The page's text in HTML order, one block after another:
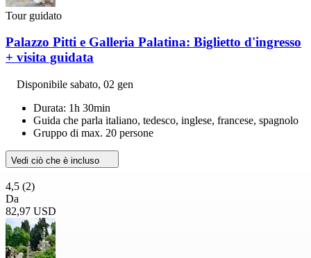
Tour guidato
Palazzo Pitti e Galleria Palatina: Biglietto d'ingresso
+ visita guidata
Disponibile sabato, 02 gen
Durata: 1h 30min
Guida che parla italiano, tedesco, inglese, francese, spagnolo
Gruppo di max. 20 persone
Vedi ciò che è incluso
4,5 (2)
Da
82,97 USD